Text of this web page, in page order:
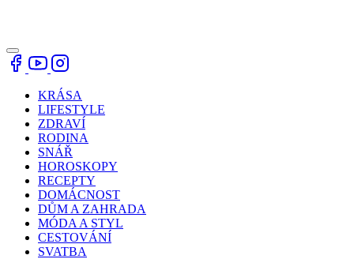
KRÁSA
LIFESTYLE
ZDRAVÍ
RODINA
SNÁŘ
HOROSKOPY
RECEPTY
DOMÁCNOST
DŮM A ZAHRADA
MÓDA A STYL
CESTOVÁNÍ
SVATBA